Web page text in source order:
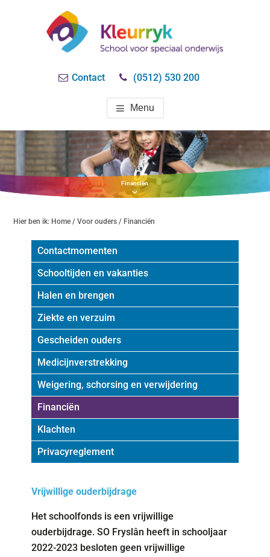
SO KLEURRYK
DRACHTEN
Contact
(0512) 530 200
Menu
Financiën
Hier ben ik: Home /Voor ouders / Financiën
Contactmomenten
Schooltijden en vakanties
Halen en brengen
Ziekte en verzuim
Gescheiden ouders
Medicijnverstrekking
Weigering, schorsing en verwijdering
Financiën
Klachten
Privacyreglement
Vrijwillige ouderbijdrage
Het schoolfonds is een vrijwillige
ouderbijdrage. SO Fryslân heeft in schooljaar
2022-2023 besloten geen vrijwillige